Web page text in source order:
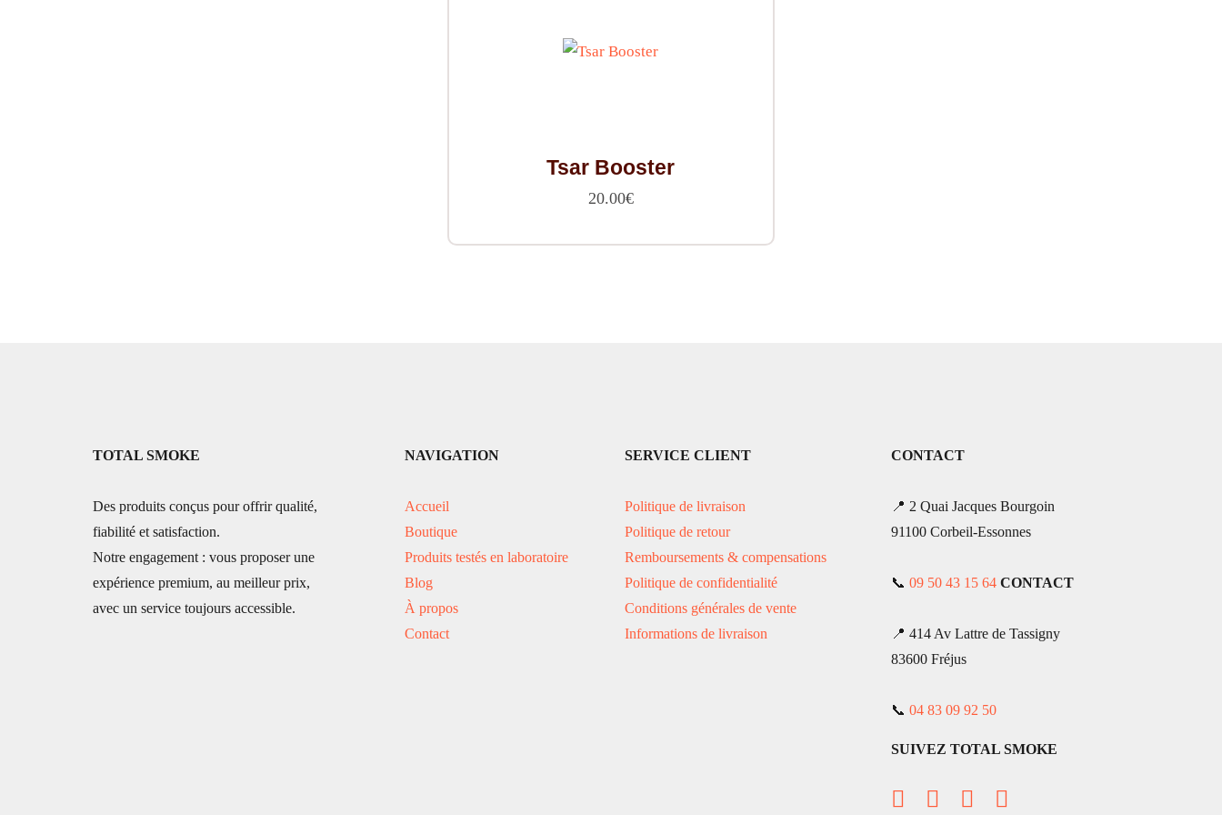
Tsar Booster
20.00€
TOTAL SMOKE
Des produits conçus pour offrir qualité,
fiabilité et satisfaction.
Notre engagement : vous proposer une
expérience premium, au meilleur prix,
avec un service toujours accessible.
NAVIGATION
Accueil
Boutique
Produits testés en laboratoire
Blog
À propos
Contact
SERVICE CLIENT
Politique de livraison
Politique de retour
Remboursements & compensations
Politique de confidentialité
Conditions générales de vente
Informations de livraison
CONTACT
📍 2 Quai Jacques Bourgoin
91100 Corbeil-Essonnes
📞 09 50 43 15 64 CONTACT
📍 414 Av Lattre de Tassigny
83600 Fréjus
📞 04 83 09 92 50
SUIVEZ TOTAL SMOKE